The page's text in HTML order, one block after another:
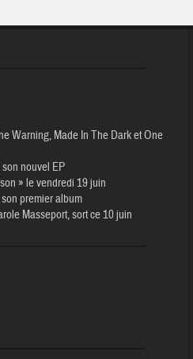
Warning, Made In The Dark et One
nouvel EP
» le vendredi 19 juin
son premier album
Masseport, sort ce 10 juin